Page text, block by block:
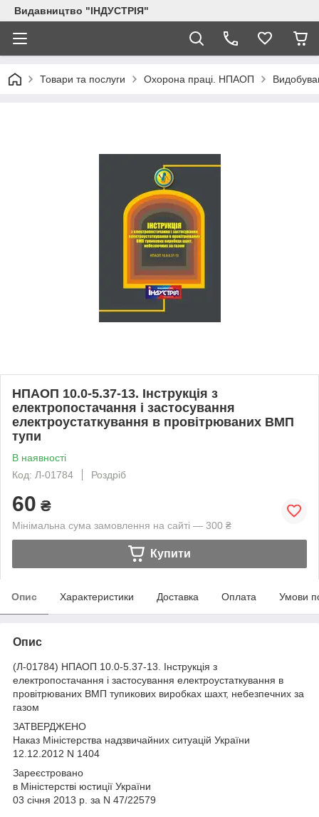
Видавництво "ІНДУСТРІЯ"
Товари та послуги Охорона праці. НПАОП
НПАОП 10.0-5.37-13. Інструкція з
електропостачання і застосування
електроустаткування в провітрюваних ВМП
тупи
В наявності
Код: Л-01784
Роздріб
60 ₴
Мінімальна сума замовлення на сайті — 300 ₴
Купити
Опис Характеристики Доставка Оплата Умови
Опис
(Л-01784) НПАОП 10.0-5.37-13. Інструкція з
електропостачання і застосування електроустаткування в
провітрюваних ВМП тупикових виробках шахт, небезпечних за
газом
ЗАТВЕРДЖЕНО
Наказ Міністерства надзвичайних ситуацій України
12.12.2012 N 1404
Зареєстровано
в Міністерстві юстиції України
03 січня 2013 р. за N 47/22579